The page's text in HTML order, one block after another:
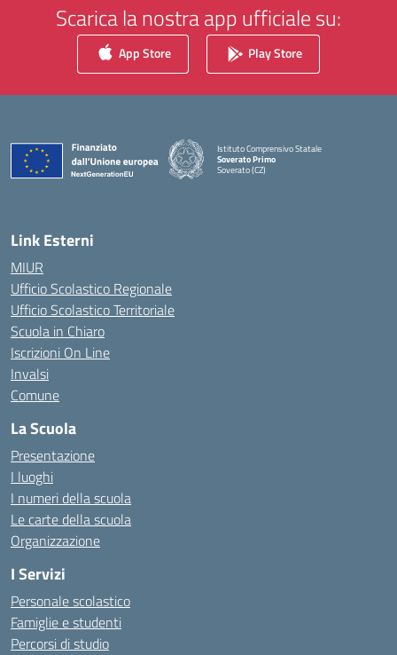
Scarica la nostra app ufficiale su:
App Store Play Store
Istituto Comprensivo Statale
Soverato Primo
Soverato (CZ)
Link Esterni
MIUR
Ufficio Scolastico Regionale
Ufficio Scolastico Territoriale
Scuola in Chiaro
Iscrizioni On Line
Invalsi
Comune
La Scuola
Presentazione
I luoghi
I numeri della scuola
Le carte della scuola
Organizzazione
I Servizi
Personale scolastico
Famiglie e studenti
Percorsi di studio